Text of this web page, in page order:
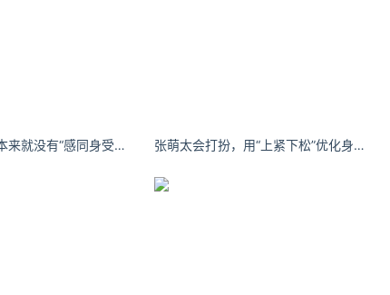
老幺：这个世界本来就没有“感同身受”只有冷暖自知 张萌太会打扮，用“上紧下松”优化身材比例